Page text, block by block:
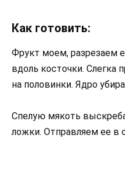
Как готовить:
Фрукт моем, разрезаем
вдоль косточки. Слегка
на половинки. Ядро
Спелую мякоть
ложки. Отправляем ее в